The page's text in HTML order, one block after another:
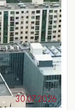
30.07.2026